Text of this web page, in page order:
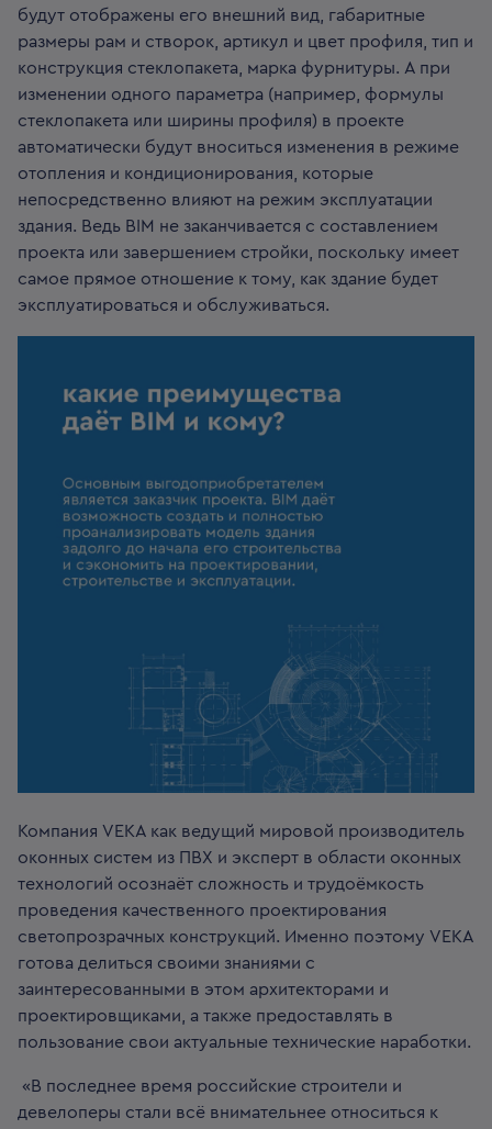
будут отображены его внешний вид, габаритные
размеры рам и створок, артикул и цвет профиля, тип и
конструкция стеклопакета, марка фурнитуры. А при
изменении одного параметра (например, формулы
стеклопакета или ширины профиля) в проекте
автоматически будут вноситься изменения в режиме
отопления и кондиционирования, которые
непосредственно влияют на режим эксплуатации
здания. Ведь BIM не заканчивается с составлением
проекта или завершением стройки, поскольку имеет
самое прямое отношение к тому, как здание будет
эксплуатироваться и обслуживаться.
Компания VEKA как ведущий мировой производитель
оконных систем из ПВХ и эксперт в области оконных
технологий осознаёт сложность и трудоёмкость
проведения качественного проектирования
светопрозрачных конструкций. Именно поэтому VEKA
готова делиться своими знаниями с
заинтересованными в этом архитекторами и
проектировщиками, а также предоставлять в
пользование свои актуальные технические наработки.
«В последнее время российские строители и
девелоперы стали всё внимательнее относиться к